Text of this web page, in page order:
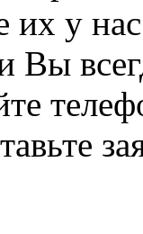
их у
Вы